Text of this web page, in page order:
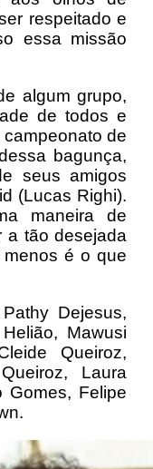
respeitado e
essa missão
algum grupo,
de todos e
de
bagunça,
seus amigos
(Lucas Righi).
maneira de
a tão desejada
é o que
Dejesus,
Mawusi
Queiroz,
Laura
Gomes, Felipe